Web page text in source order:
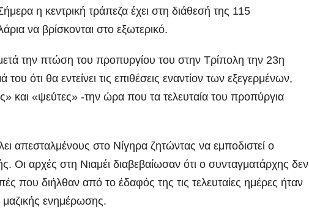
η κεντρική τράπεζα έχει στη διάθεσή της 115
να βρίσκονται στο εξωτερικό.
την πτώση του προπυργίου του στην Τρίπολη την 23η
ότι θα εντείνει τις επιθέσεις εναντίον των εξεγερμένων,
και «ψεύτες» -την ώρα που τα τελευταία του προπύργια
απεσταλμένους στο Νίγηρα ζητώντας να εμποδιστεί ο
Οι αρχές στη Νιαμέι διαβεβαίωσαν ότι ο συνταγματάρχης δεν
που διήλθαν από το έδαφός της τις τελευταίες ημέρες ήταν
ενημέρωσης.